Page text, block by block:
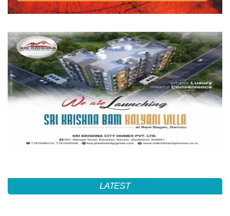
LATEST